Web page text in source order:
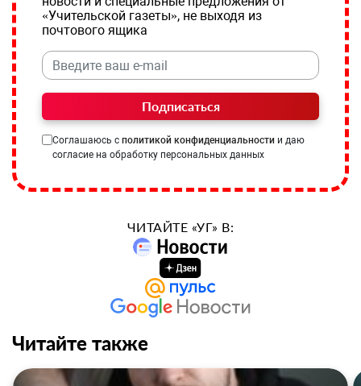
«Учительской газеты», не выходя из
почтового ящика
Подписаться
Соглашаюсь с политикой конфиденциальности и даю
согласие на обработку персональных данных
ЧИТАЙТЕ «УГ» В:
Читайте также